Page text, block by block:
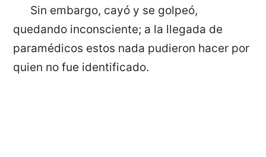
Sin embargo, cayó y se golpeó,
quedando inconsciente; a la llegada de
paramédicos estos nada pudieron hacer por
quien no fue identificado.